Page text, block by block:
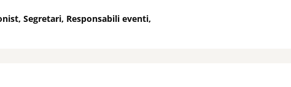
Segretari, Responsabili eventi,